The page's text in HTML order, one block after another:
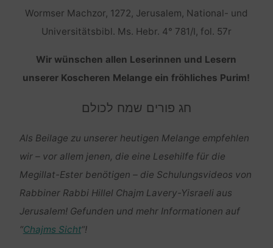
Wormser Machzor, 1272, Jerusalem, National- und
Universitätsbibl. Ms. Hebr. 4° 781/I, fol. 57r
Wir wünschen allen Leserinnen und Lesern
unserer Koscheren Melange ein fröhliches Purim!
חג פורים שמח לכולם
Als Beilage zu unserer heutigen Melange empfehlen
wir – vor allem jenen, die eine Lesehilfe für die
Megillat-Ester benötigen – die Schulungsvideos von
Rabbiner Rabbi Hillel Chajm Lavery-Yisraeli aus
Jerusalem! Gefunden und mehr Informationen auf
“Chajms Sicht“!